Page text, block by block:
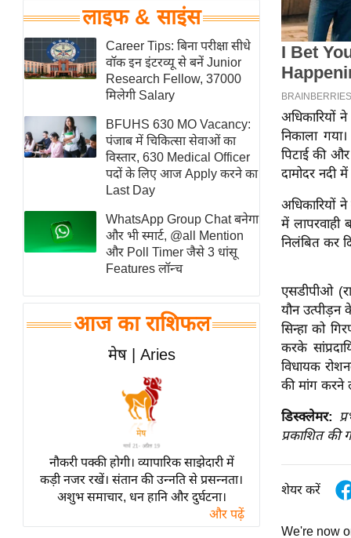
घरेलू नुस्खे
पर्यटन स्थल
फिटनेस मंत्रा
रिलेशनशिप
विश्लेषण
समसामयिक
मातृभूमि
स्तंभ
एम.
आर.
चाय पर
समीक्षा
व्रत
त्योहार
राशिफल
विशेष
लाइफ & साइंस
Career Tips: बिना परीक्षा सीधे
वॉक इन इंटरव्यू से बनें Junior
Research Fellow, 37000
मिलेगी Salary
BFUHS 630 MO Vacancy:
पंजाब में चिकित्सा सेवाओं का
विस्तार, 630 Medical Officer
पदों के लिए आज Apply करने का
Last Day
WhatsApp Group Chat बनेगा
और भी स्मार्ट, @all Mention
और Poll Timer जैसे 3 धांसू
Features लॉन्च
आज का राशिफल
मेष | Aries
नौकरी पक्की होगी। व्यापारिक साझेदारी में
कड़ी नजर रखें। संतान की उन्नति से प्रसन्नता।
अशुभ समाचार, धन हानि और दुर्घटना।
और पढ़ें
अधिकारियों
निकाला
पिटाई की
दामोदर नदी
अधिकारियों
में लापरवाही
निलंबित कर
एसडीपीओ
यौन
सिन्हा को
करके
विधायक
की मांग करने
डिस्क्लेमर:
प्रकाशित की
शेयर करें
We're now